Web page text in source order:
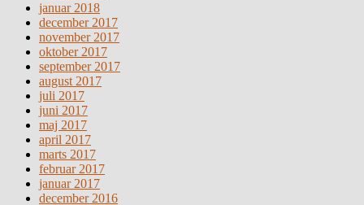
januar 2018
december 2017
november 2017
oktober 2017
september 2017
august 2017
juli 2017
juni 2017
maj 2017
april 2017
marts 2017
februar 2017
januar 2017
december 2016